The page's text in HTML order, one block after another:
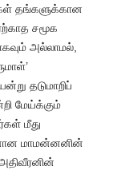
தங்களுக்கான
சமூக
அல்லாமல்,
தடுமாறிப்
மேய்க்கும்
மீது
மாமன்னனின்